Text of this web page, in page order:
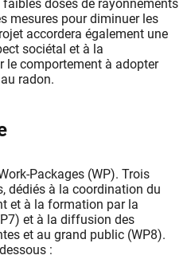
doses de rayonnements
mesures pour diminuer les
accordera également une
sociétal et à la
comportement à adopter
radon.
Packages (WP). Trois
dédiés à la coordination du
et à la formation par la
et à la diffusion des
et au grand public (WP8).
: